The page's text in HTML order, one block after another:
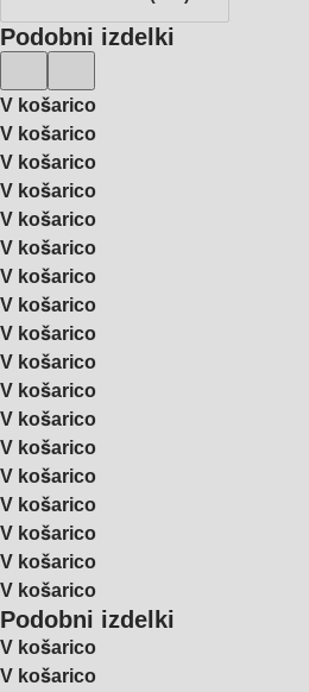
Podobni izdelki
V košarico
V košarico
V košarico
V košarico
V košarico
V košarico
V košarico
V košarico
V košarico
V košarico
V košarico
V košarico
V košarico
V košarico
V košarico
V košarico
V košarico
V košarico
Podobni izdelki
V košarico
V košarico